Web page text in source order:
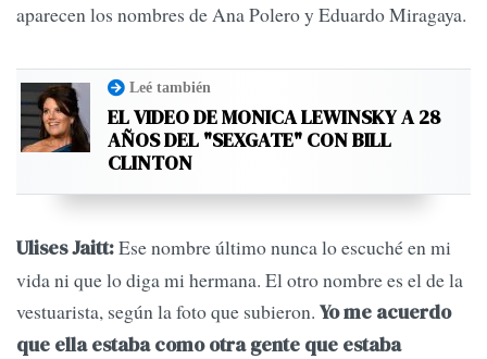
aparecen los nombres de Ana Polero y Eduardo Miragaya.
Leé también
EL VIDEO DE MONICA LEWINSKY A 28
AÑOS DEL "SEXGATE" CON BILL
CLINTON
Ulises Jaitt:Ese nombre último nunca lo escuché en mi
vida ni que lo diga mi hermana. El otro nombre es el de la
vestuarista, según la foto que subieron. Yo me acuerdo
que ella estaba como otra gente que estaba